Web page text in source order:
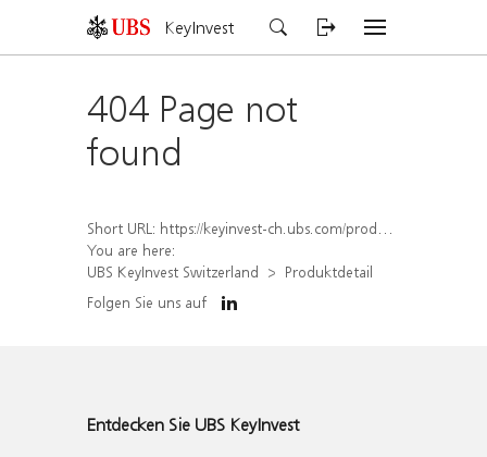
KeyInvest
404 Page not
found
Short URL: https://keyinvest-ch.ubs.com/produkt/detail/index/isin/CH1567396358
You are here:
UBS KeyInvest Switzerland
Produktdetail
Folgen Sie uns auf
Entdecken Sie UBS KeyInvest